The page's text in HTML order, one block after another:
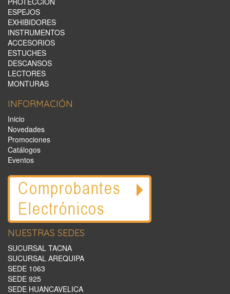
ESPEJOS
EXHIBIDORES
INSTRUMENTOS
ACCESORIOS
ESTUCHES
DESCANSOS
LECTORES
MONTURAS
INFORMACIÓN
Inicio
Novedades
Promociones
Catálogos
Eventos
NUESTRAS SEDES
SUCURSAL TACNA
SUCURSAL AREQUIPA
SEDE 1063
SEDE 925
SEDE HUANCAVELICA